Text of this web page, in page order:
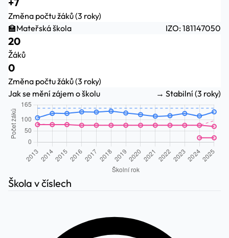
Změna počtu žáků (3 roky)
🏫Mateřská škola IZO: 181147050
20
Žáků
0
Změna počtu žáků (3 roky)
Jak se mění zájem o školu
→ Stabilní (3 roky)
Škola v číslech